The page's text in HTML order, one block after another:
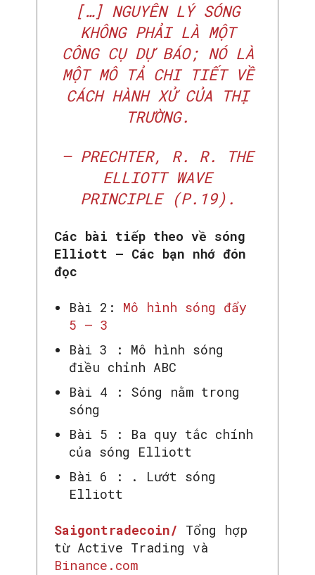
SEARCH...
[…] NGUYÊN LÝ SÓNG
KHÔNG PHẢI LÀ MỘT
CÔNG CỤ DỰ BÁO; NÓ LÀ
MỘT MÔ TẢ CHI TIẾT VỀ
CÁCH HÀNH XỬ CỦA THỊ
TRƯỜNG.
– PRECHTER, R. R. THE
ELLIOTT WAVE
PRINCIPLE (P.19).
Các bài tiếp theo về sóng
Elliott – Các bạn nhớ đón
đọc
Bài 2: Mô hình sóng đẩy
5 – 3
Bài 3 : Mô hình sóng
điều chỉnh ABC
Bài 4 : Sóng nằm trong
sóng
Bài 5 : Ba quy tắc chính
của sóng Elliott
Bài 6 : . Lướt sóng
Elliott
Saigontradecoin/ Tổng hợp
từ Active Trading và
Binance.com